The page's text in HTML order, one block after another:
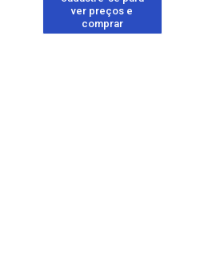
ver preços e
comprar